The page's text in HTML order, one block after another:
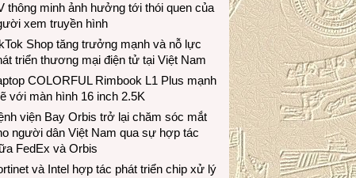
thông minh ảnh hưởng tới thói quen của
xem truyền hình
Shop tăng trưởng mạnh và nỗ lực
triển thương mại điện tử tại Việt Nam
COLORFUL Rimbook L1 Plus mạnh
với màn hình 16 inch 2.5K
viện Bay Orbis trở lại chăm sóc mắt
người dân Việt Nam qua sự hợp tác
FedEx và Orbis
và Intel hợp tác phát triển chip xử lý